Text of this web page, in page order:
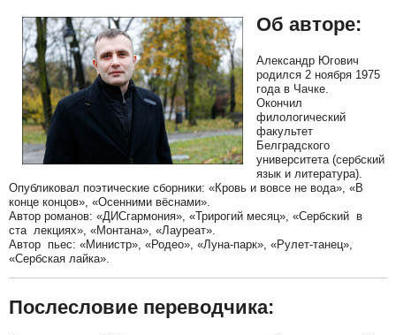
Об авторе:
Александр Югович
родился 2 ноября 1975
года в Чачке.
Окончил
филологический
факультет
Белградского
университета (сербский
язык и литература).
Опубликовал поэтические сборники: «Кровь и вовсе не вода», «В
конце концов», «Осенними вёснами».
Автор романов: «ДИСгармония», «Трирогий месяц», «Сербский в
ста лекциях», «Монтана», «Лауреат».
Автор пьес: «Министр», «Родео», «Луна-парк», «Рулет-танец»,
«Сербская лайка».
Послесловие переводчика: